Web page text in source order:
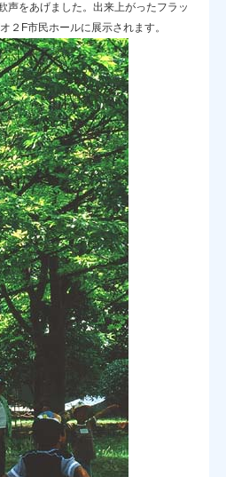
声をあげました。出来上がったフラッ
２F市民ホールに展示されます。